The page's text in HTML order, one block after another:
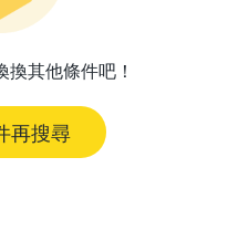
其他條件吧！
再搜尋